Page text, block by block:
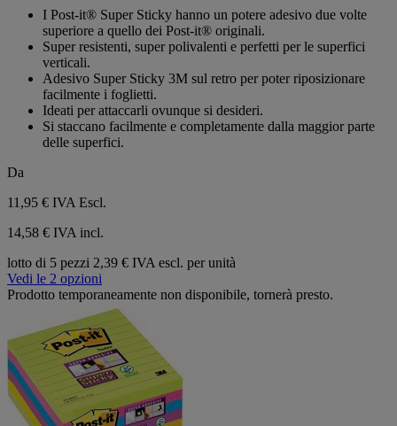
I Post-it® Super Sticky hanno un potere adesivo due volte
superiore a quello dei Post-it® originali.
Super resistenti, super polivalenti e perfetti per le superfici
verticali.
Adesivo Super Sticky 3M sul retro per poter riposizionare
facilmente i foglietti.
Ideati per attaccarli ovunque si desideri.
Si staccano facilmente e completamente dalla maggior parte
delle superfici.
Da
11,95 € IVA Escl.
14,58 € IVA incl.
lotto di 5 pezzi 2,39 € IVA escl. per unità
Vedi le 2 opzioni
Prodotto temporaneamente non disponibile, tornerà presto.